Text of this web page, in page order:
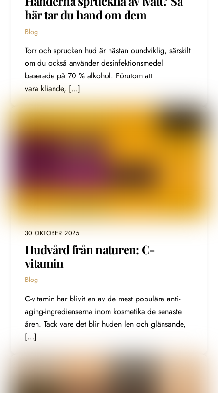
här tar du hand om dem
Blog
Torr och sprucken hud är nästan oundviklig, särskilt
om du också använder desinfektionsmedel
baserade på 70 % alkohol. Förutom att
vara kliande, […]
30 OKTOBER 2025
Hudvård från naturen: C-
vitamin
Blog
C-vitamin har blivit en av de mest populära anti-
aging-ingredienserna inom kosmetika de senaste
åren. Tack vare det blir huden len och glänsande,
[…]